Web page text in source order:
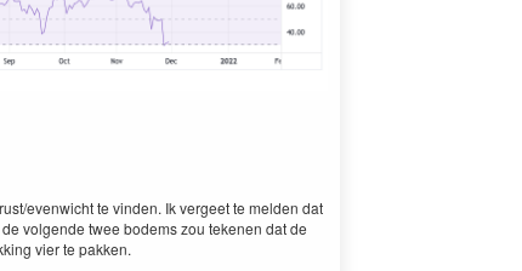
​even­wicht te vin­den. Ik vergeet te melden dat
vol­gende twee bodems zou teke­nen dat de
vier te pakken.